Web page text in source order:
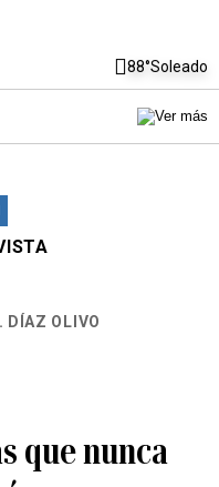
88°Soleado
DÍAZ OLIVO
que nunca